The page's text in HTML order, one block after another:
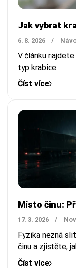
Jak vybrat
6. 8. 2026 /
V článku
typ krabice.
Číst více
Místo činu:
17. 3. 2026 /
Fyzika nezná
činu a zjistěte,
Číst více